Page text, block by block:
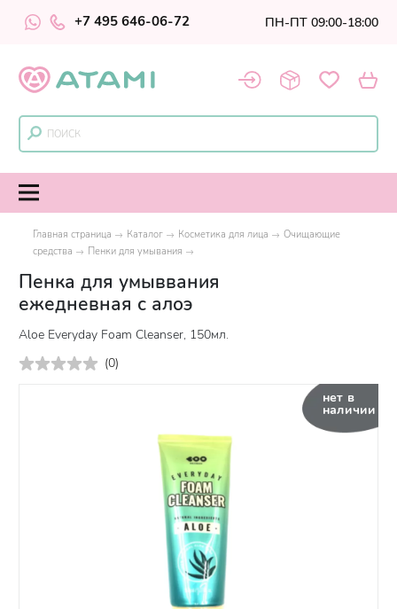
+7 495 646-06-72 ПН-ПТ 09:00-18:00
Главная страница Каталог Косметика для лица
Очищающие
средства
Пенки для умывания
Пенка для умыввания
ежедневная с алоэ
Aloe Everyday Foam Cleanser, 150мл.
(0)
нет в
наличии